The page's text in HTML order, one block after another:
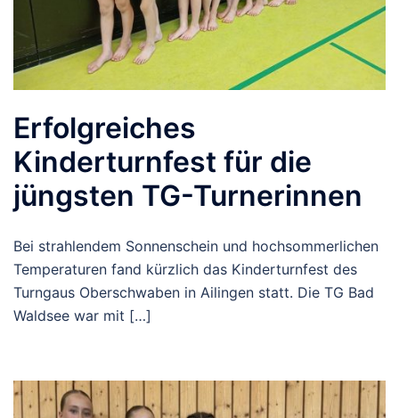
Erfolgreiches
Kinderturnfest für die
jüngsten TG-Turnerinnen
Bei strahlendem Sonnenschein und hochsommerlichen
Temperaturen fand kürzlich das Kinderturnfest des
Turngaus Oberschwaben in Ailingen statt. Die TG Bad
Waldsee war mit […]